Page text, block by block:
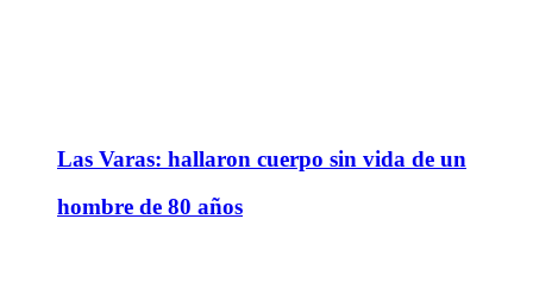
Las Varas: hallaron cuerpo sin vida de un
hombre de 80 años